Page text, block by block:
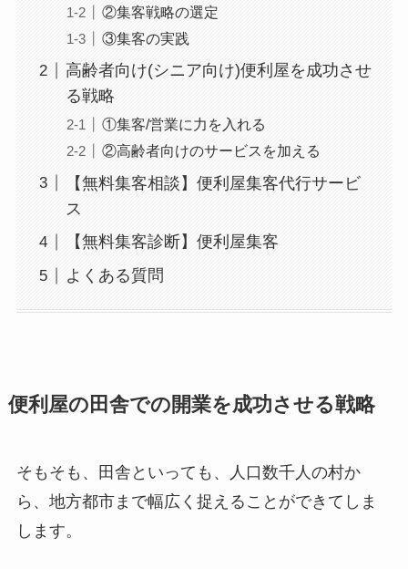
②集客戦略の選定
③集客の実践
高齢者向け(シニア向け)便利屋を成功させ
る戦略
①集客/営業に力を入れる
②高齢者向けのサービスを加える
【無料集客相談】便利屋集客代行サービ
ス
【無料集客診断】便利屋集客
よくある質問
便利屋の田舎での開業を成功させる戦略
そもそも、田舎といっても、人口数千人の村か
ら、地方都市まで幅広く捉えることができてしま
します。